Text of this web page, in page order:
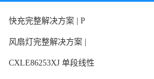
快充完整解决方案 | P
风扇灯完整解决方案 |
CXLE86253XJ 单段线性